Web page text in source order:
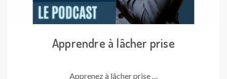
Apprendre à lâcher prise
Apprenez à lâcher prise …